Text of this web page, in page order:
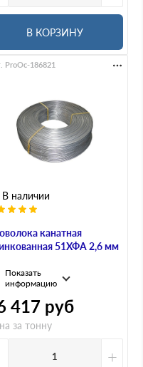
В КОРЗИНУ
канатная
51ХФА 2,6 мм
В наличии
ProOc-186821
Показать
информацию
417 руб
за тонну
+